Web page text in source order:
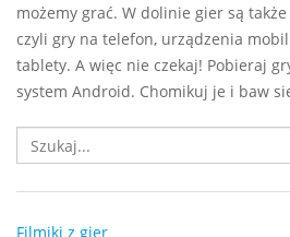
możemy grać. W dolinie gier są
czyli gry na telefon, urządzenia
tablety. A więc nie czekaj! Pobieraj
system Android. Chomikuj je i baw
Filmiki z gier